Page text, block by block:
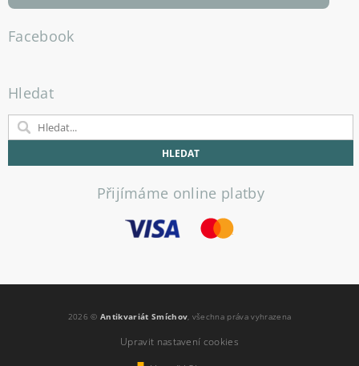
Facebook
Hledat
Přijímáme online platby
2026 ©Antikvariát Smíchov , všechna práva vyhrazena
Upravit nastavení cookies